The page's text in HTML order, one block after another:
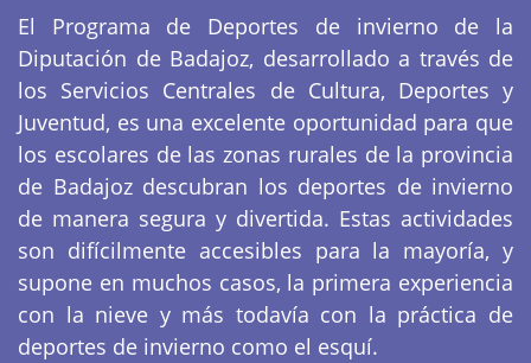
El Programa de Deportes de invierno de la
Diputación de Badajoz, desarrollado a través de
los Servicios Centrales de Cultura, Deportes y
Juventud, es una excelente oportunidad para que
los escolares de las zonas rurales de la provincia
de Badajoz descubran los deportes de invierno
de manera segura y divertida. Estas actividades
son difícilmente accesibles para la mayoría, y
supone en muchos casos, la primera experiencia
con la nieve y más todavía con la práctica de
deportes de invierno como el esquí.